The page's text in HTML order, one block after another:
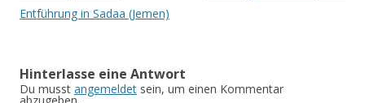
Entführung in Sadaa (Jemen)
Hinterlasse eine Antwort
Du musst angemeldet sein, um einen Kommentar